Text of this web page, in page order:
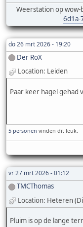
Weerstation op wow-
6d1a-
do 26 mrt 2026 - 19:20
Der RoX
Location: Leiden
Paar keer hagel gehad
5 personen vinden dit leuk.
vr 27 mrt 2026 - 01:12
TMCThomas
Location: Heteren
Pluim is op de lange